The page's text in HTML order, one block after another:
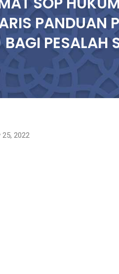
PANDUAN
PESALAH
25, 2022